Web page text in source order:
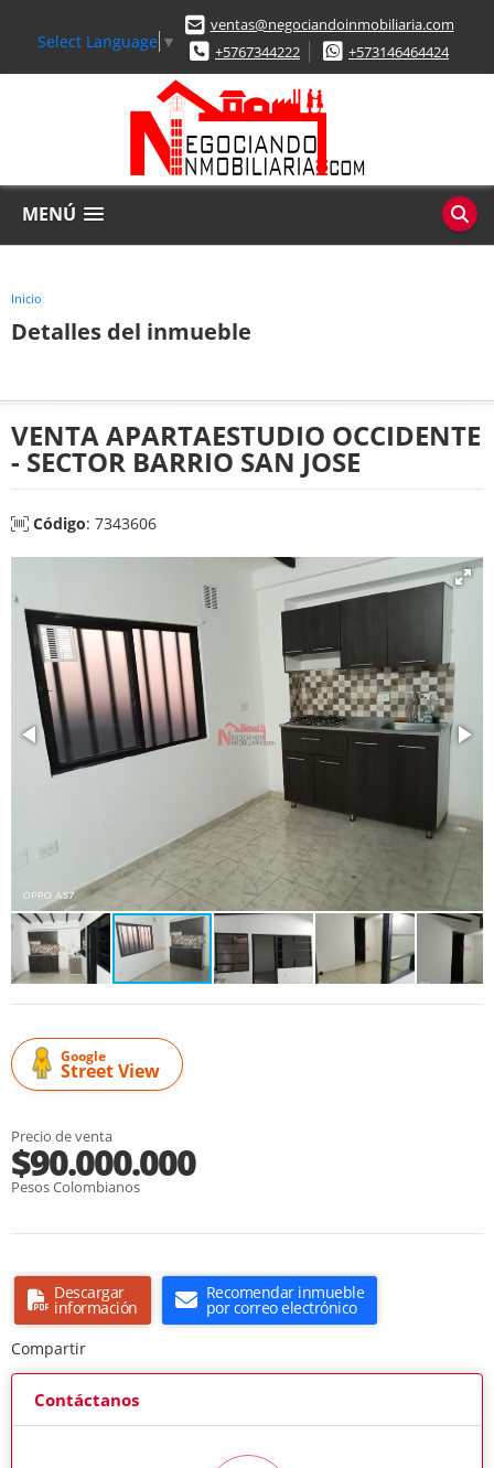
Select Language ▼
ventas@negociandoinmobiliaria.com
+5767344222
+573146464424
MENÚ
Inicio
Detalles del inmueble
VENTA APARTAESTUDIO OCCIDENTE
- SECTOR BARRIO SAN JOSE
Código: 7343606
Google
Street View
Precio de venta
$90.000.000
Pesos Colombianos
Descargar
información
Recomendar inmueble
por correo electrónico
Compartir
Contáctanos